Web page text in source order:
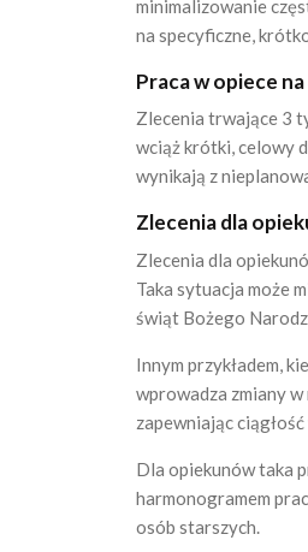
minimalizowanie
na specyficzne,
Praca w opiece
Zlecenia trwające 3
wciąż krótki, celowy
wynikają z
Zlecenia dla
Zlecenia dla
Taka sytuacja może
świąt Bożego
Innym przykładem,
wprowadza zmiany
zapewniając
Dla opiekunów taka
harmonogramem
osób starszych.